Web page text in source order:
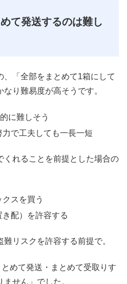
て発送するのは難し
、「全部をまとめて1箱にして
り難易度が高そうです。
に難しそう
で工夫しても一長一短
くれることを前提とした場合の
スを買う
配）を許容する
リスクを許容する前提で。
めて発送・まとめて受取りす
せん」でした。